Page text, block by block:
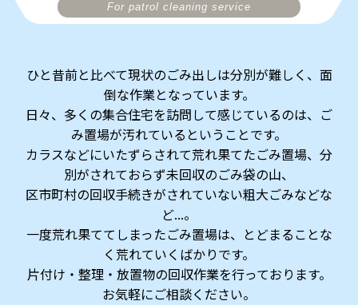
For patrol cleaning service
ひと昔前と比べて現状のごみ出しは分別が難しく、面
倒な作業となっています。
日々、多くの集合住宅を訪問して感じているのは、ご
み置場が汚れているということです。
カラスなどにいたずらされて荒れ果てたごみ置場、分
別がされておらず未回収のごみ袋の山、
区市町村の回収手続きがされていない粗大ごみなどな
ど...。
一度荒れ果ててしまったごみ置場は、とどまることな
く荒れていくばかりです。
片付け・整理・放置物の回収作業を行っております。
お気軽にご相談ください。